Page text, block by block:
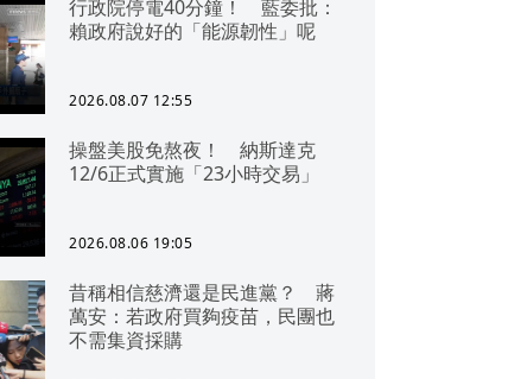
行政院停電40分鐘！ 藍委批：
賴政府說好的「能源韌性」呢
2026.08.07 12:55
操盤美股免熬夜！ 納斯達克
12/6正式實施「23小時交易」
2026.08.06 19:05
昔稱相信慈濟還是民進黨？ 蔣
萬安：若政府買夠疫苗，民團也
不需集資採購